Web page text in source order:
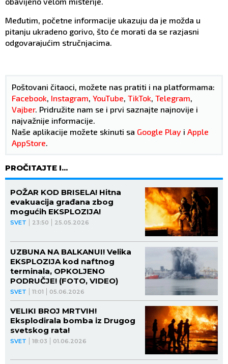
Međutim, početne informacije ukazuju da je možda u
pitanju ukradeno gorivo, što će morati da se razjasni
odgovarajućim stručnjacima.
Poštovani čitaoci, možete nas pratiti i na platformama:
Facebook, Instagram, YouTube, TikTok, Telegram,
Vajber. Pridružite nam se i prvi saznajte najnovije i
najvažnije informacije.
Naše aplikacije možete skinuti sa Google Play i Apple
AppStore.
PROČITAJTE I...
SVET 23:50 25.05.2026
POŽAR KOD BRISELA! Hitna
evakuacija građana zbog
mogućih EKSPLOZIJA!
SVET 11:01 05.06.2026
UZBUNA NA BALKANUI! Velika
EKSPLOZIJA kod naftnog
terminala, OPKOLJENO
PODRUČJE! (FOTO, VIDEO)
SVET 18:03 01.06.2026
VELIKI BROJ MRTVIH!
Eksplodirala bomba iz Drugog
svetskog rata!